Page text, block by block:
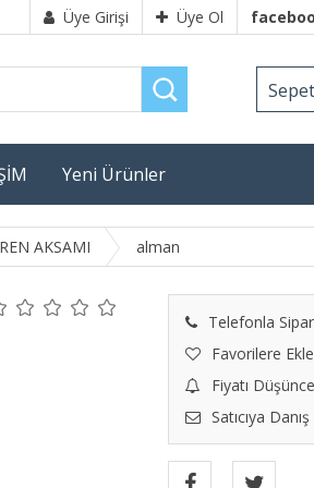
Üye Girişi Üye Ol
Yeni Ürünler
AKSAMI alman
Telefonla
Favorilere Ekle
Fiyatı
Satıcıya Danış